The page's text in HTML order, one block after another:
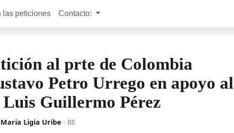
las peticiones Contacto:
al prte de Colombia
Petro Urrego en apoyo al
Guillermo Pérez
Maria Ligia Uribe · BE